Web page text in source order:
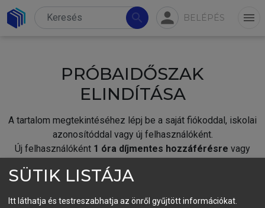
search person BELÉPÉS menu
PRÓBAIDŐSZAK
ELINDÍTÁSA
A tartalom megtekintéséhez lépj be a saját fiókoddal, iskolai
azonosítóddal vagy új felhasználóként.
Új felhasználóként 1 óra díjmentes hozzáférésre vagy
fiókoddal,vagy hozz létre új fiókot.
SÜTIK LISTÁJA
Itt láthatja és testreszabhatja az önről gyűjtött információkat.